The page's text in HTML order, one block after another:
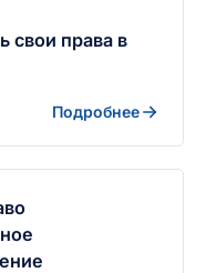
свои права в
Подробнее